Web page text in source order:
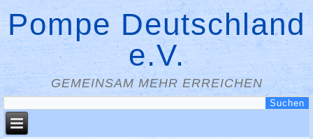
Pompe Deutschland
e.V.
GEMEINSAM MEHR ERREICHEN